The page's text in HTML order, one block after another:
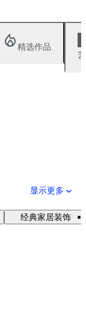
精选作品
显示更多
经典家居装饰